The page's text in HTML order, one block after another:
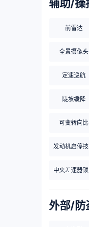
辅助/操
前雷达
全景摄像头
定速巡航
陡坡缓降
可变转向比
发动机启停
中央差速器
外部/防